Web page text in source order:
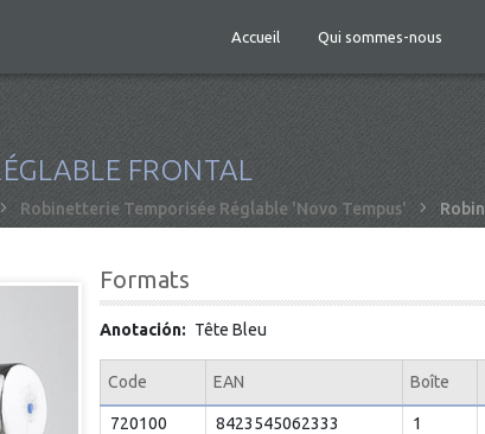
Accueil Qui sommes-nous
FRONTAL
Robinetterie Temporisée Réglable 'Novo Tempus'
Formats
Anotación Tête Bleu
Code EAN Boîte
720100 8423545062333 1